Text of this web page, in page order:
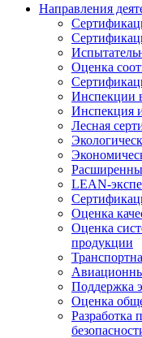
Направления
Оценка
Инспекции
Инспекция
Лесная
LEAN-
Оценка
Оценка
продукции
Поддержка
Оценка
Разработка